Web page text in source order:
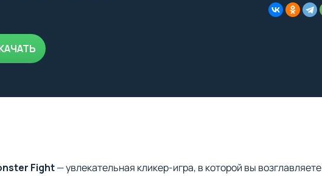
Fight— увлекательная кликер-игра, в которой вы возглавляете